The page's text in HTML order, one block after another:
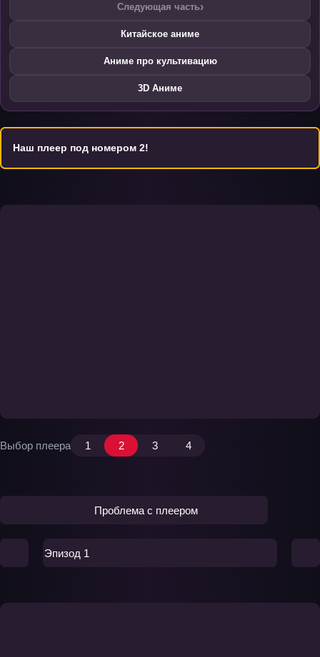
Следующая часть›
Китайское аниме
Аниме про культивацию
3D Аниме
Наш плеер под номером 2!
Выбор плеера 1 2 3 4
Проблема с плеером
Эпизод 1